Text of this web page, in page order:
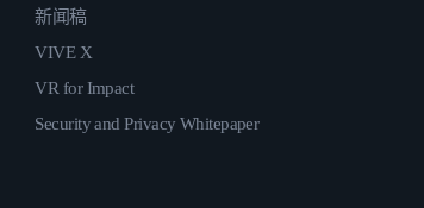
新闻稿
VIVE X
VR for Impact
Security and Privacy Whitepaper